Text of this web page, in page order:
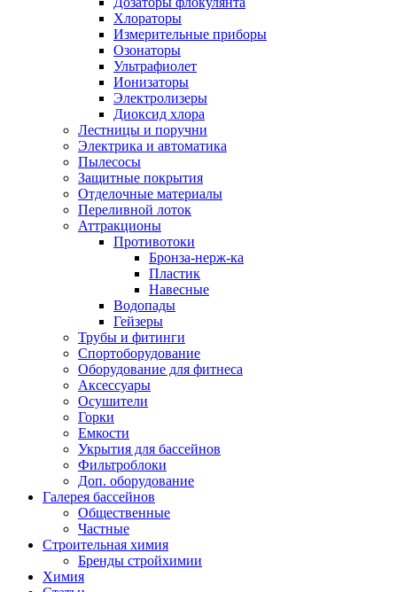
Хлораторы
Измерительные приборы
Озонаторы
Ультрафиолет
Ионизаторы
Электролизеры
Диоксид хлора
Лестницы и поручни
Электрика и автоматика
Пылесосы
Защитные покрытия
Отделочные материалы
Переливной лоток
Аттракционы
Противотоки
Бронза-нерж-ка
Пластик
Навесные
Водопады
Гейзеры
Трубы и фитинги
Спортоборудование
Оборудование для фитнеса
Аксессуары
Осушители
Горки
Емкости
Укрытия для бассейнов
Фильтроблоки
Доп. оборудование
Галерея бассейнов
Общественные
Частные
Строительная химия
Бренды стройхимии
Химия